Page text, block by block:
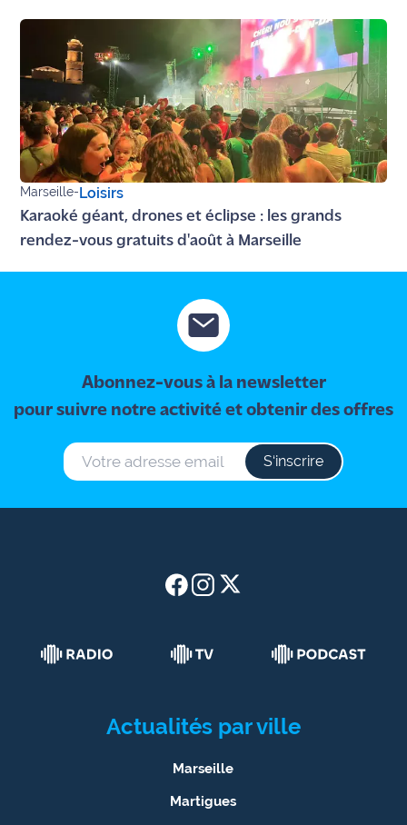
Marseille-Loisirs
Karaoké géant, drones et éclipse : les grands
rendez-vous gratuits d'août à Marseille
Abonnez-vous à la newsletter
pour suivre notre activité et obtenir des offres
S‘inscrire
Actualités par ville
Marseille
Martigues